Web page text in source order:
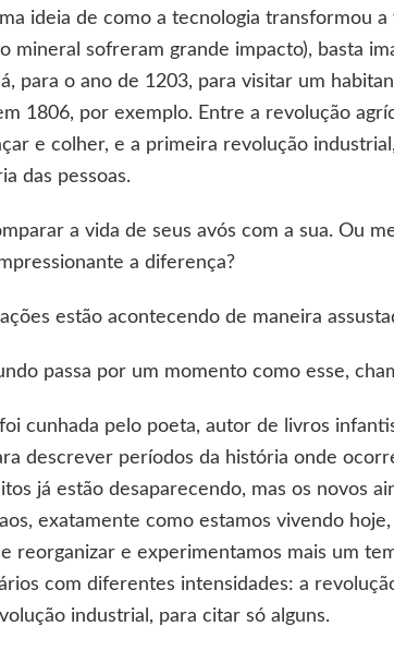
ideia de como a tecnologia transformou
mineral sofreram grande impacto), basta
para o ano de 1203, para visitar um
1806, por exemplo. Entre a revolução
e colher, e a primeira revolução
das pessoas.
a vida de seus avós com a sua. Ou
a diferença?
estão acontecendo de maneira
passa por um momento como esse,
foi cunhada pelo poeta, autor de livros
descrever períodos da história onde
já estão desaparecendo, mas os novos
exatamente como estamos vivendo
reorganizar e experimentamos mais um
com diferentes intensidades: a
industrial, para citar só alguns.